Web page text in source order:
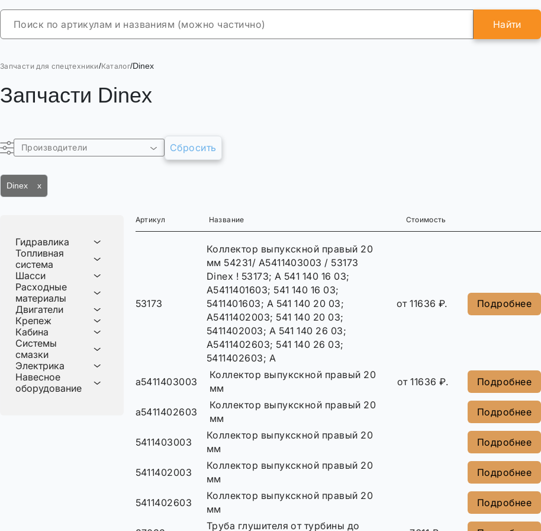
Найти
Запчасти для спецтехники/Каталог/Dinex
Запчасти Dinex
Гидравлика
Топливная
система
Шасси
Расходные
материалы
Двигатели
Крепеж
Кабина
Системы
смазки
Электрика
Навесное
оборудование
Производители Сбросить
Dinex x
Артикул Название Стоимость
53173
Коллектор выпукскной правый 20
мм 54231/ A5411403003 / 53173
Dinex ! 53173; A 541 140 16 03;
A5411401603; 541 140 16 03;
5411401603; A 541 140 20 03;
A5411402003; 541 140 20 03;
5411402003; A 541 140 26 03;
A5411402603; 541 140 26 03;
5411402603; A
от 11636 ₽. Подробнее
a5411403003
Коллектор выпукскной правый 20
мм
от 11636 ₽. Подробнее
a5411402603
Коллектор выпукскной правый 20
мм
Подробнее
5411403003
Коллектор выпукскной правый 20
мм
Подробнее
5411402003
Коллектор выпукскной правый 20
мм
Подробнее
5411402603
Коллектор выпукскной правый 20
мм
Подробнее
Труба глушителя от турбины до